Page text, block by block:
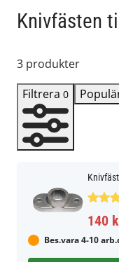
Knivfästen
3 produkter
Filtrera 0
140
Bes.vara 4-10